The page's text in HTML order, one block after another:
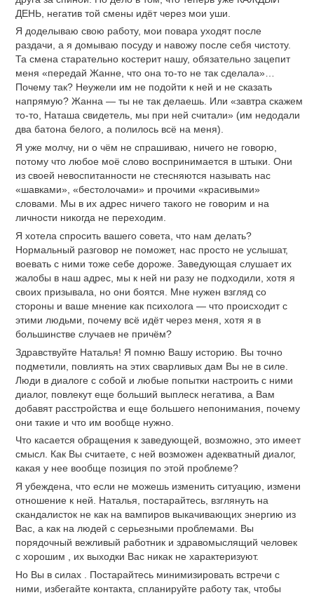
ДЕНЬ, негатив той смены идёт через мои уши.
Я доделываю свою работу, мои повара уходят после
раздачи, а я домываю посуду и навожу после себя чистоту.
Та смена старательно костерит нашу, обязательно зацепит
меня «передай Жанне, что она то-то не так сделала»…
Почему так? Неужели им не подойти к ней и не сказать
напрямую? Жанна — ты не так делаешь. Или «завтра скажем
то-то, Наташа свидетель, мы при ней считали» (им недодали
два батона белого, а полилось всё на меня).
Я уже молчу, ни о чём не спрашиваю, ничего не говорю,
потому что любое моё слово воспринимается в штыки. Они
из своей невоспитанности не стесняются называть нас
«шавками», «бестолочами» и прочими «красивыми»
словами. Мы в их адрес ничего такого не говорим и на
личности никогда не переходим.
Я хотела спросить вашего совета, что нам делать?
Нормальный разговор не поможет, нас просто не услышат,
воевать с ними тоже себе дороже. Заведующая слушает их
жалобы в наш адрес, мы к ней ни разу не подходили, хотя я
своих призывала, но они боятся. Мне нужен взгляд со
стороны и ваше мнение как психолога — что происходит с
этими людьми, почему всё идёт через меня, хотя я в
большинстве случаев не причём?
Здравствуйте Наталья! Я помню Вашу историю. Вы точно
подметили, повлиять на этих сварливых дам Вы не в силе.
Люди в диалоге с собой и любые попытки настроить с ними
диалог, повлекут еще больший выплеск негатива, а Вам
добавят расстройства и еще большего непонимания, почему
они такие и что им вообще нужно.
Что касается обращения к заведующей, возможно, это имеет
смысл. Как Вы считаете, с ней возможен адекватный диалог,
какая у нее вообще позиция по этой проблеме?
Я убеждена, что если не можешь изменить ситуацию, измени
отношение к ней. Наталья, постарайтесь, взглянуть на
скандалисток не как на вампиров выкачивающих энергию из
Вас, а как на людей с серьезными проблемами. Вы
порядочный вежливый работник и здравомыслящий человек
с хорошим , их выходки Вас никак не характеризуют.
Но Вы в силах . Постарайтесь минимизировать встречи с
ними, избегайте контакта, спланируйте работу так, чтобы